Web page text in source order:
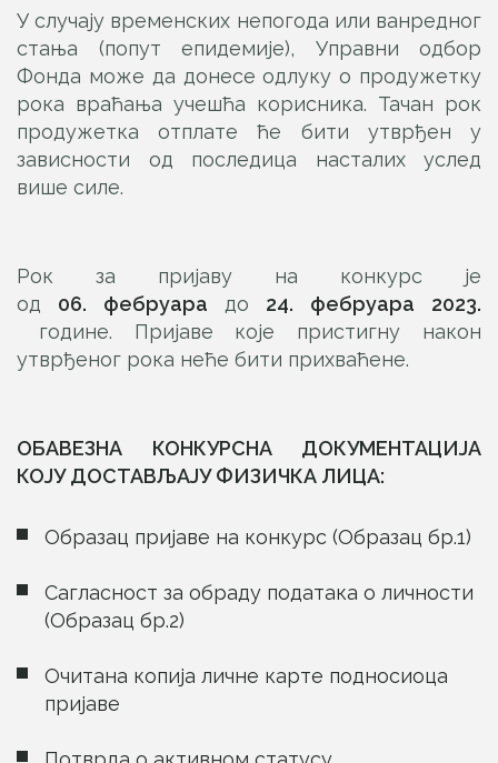
У случају временских непогода или ванредног
стања (попут епидемије), Управни одбор
Фонда може да донесе одлуку о продужетку
рока враћања учешћа корисника. Тачан рок
продужетка отплате ће бити утврђен у
зависности од последица насталих услед
више силе.
Рок за пријаву на конкурс је
од 06. фебруара до 24. фебруара
2023.
године. Пријаве које пристигну након
утврђеног рока неће бити прихваћене.
ОБАВЕЗНА КОНКУРСНА ДОКУМЕНТАЦИЈА
КОЈУ ДОСТАВЉАЈУ ФИЗИЧКА ЛИЦА:
Образац пријаве на конкурс (Образац бр.1)
Сагласност за обраду података о личности
(Образац бр.2)
Очитана копија личне карте подносиоца
пријаве